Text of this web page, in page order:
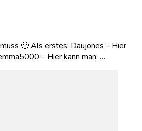
🙂 Als erstes: Daujones – Hier
– Hier kann man, …